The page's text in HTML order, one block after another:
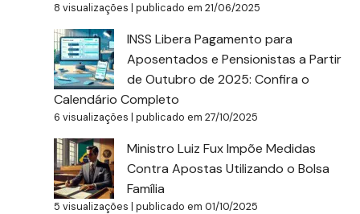
8 visualizações |publicado em 21/06/2025
INSS Libera Pagamento para
Aposentados e Pensionistas a Partir
de Outubro de 2025: Confira o
Calendário Completo
6 visualizações |publicado em 27/10/2025
Ministro Luiz Fux Impõe Medidas
Contra Apostas Utilizando o Bolsa
Família
5 visualizações |publicado em 01/10/2025